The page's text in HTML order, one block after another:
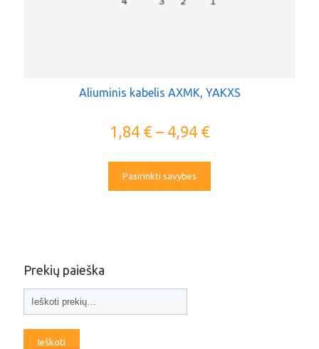
Aliuminis kabelis AXMK, YAKXS
1,84 €– 4,94 €
Pasirinkti savybes
Prekių paieška
Ieškoti